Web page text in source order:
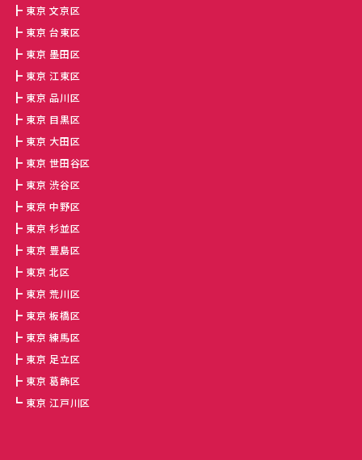
東京 文京区
東京 台東区
東京 墨田区
東京 江東区
東京 品川区
東京 目黒区
東京 大田区
東京 世田谷区
東京 渋谷区
東京 中野区
東京 杉並区
東京 豊島区
東京 北区
東京 荒川区
東京 板橋区
東京 練馬区
東京 足立区
東京 葛飾区
東京 江戸川区